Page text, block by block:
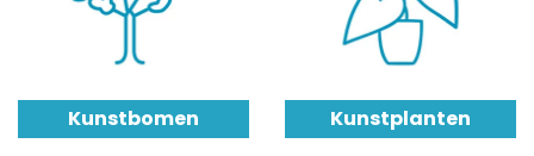
Kunstbomen Kunstplanten